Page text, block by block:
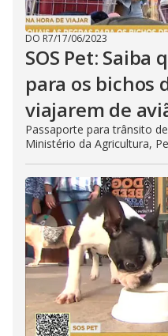
DO R7/17/06/2023
SOS Pet: Saiba
para os bichos
viajarem de
Passaporte para trânsito
Ministério da Agricultura,